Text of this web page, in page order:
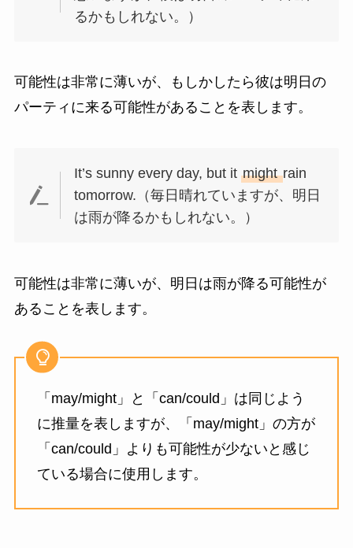
るかもしれない。）
可能性は非常に薄いが、もしかしたら彼は明日の
パーティに来る可能性があることを表します。
It’s sunny every day, but itmightrain
tomorrow.（毎日晴れていますが、明日
は雨が降るかもしれない。）
可能性は非常に薄いが、明日は雨が降る可能性が
あることを表します。
「may/might」と「can/could」は同じよう
に推量を表しますが、「may/might」の方が
「can/could」よりも可能性が少ないと感じ
ている場合に使用します。